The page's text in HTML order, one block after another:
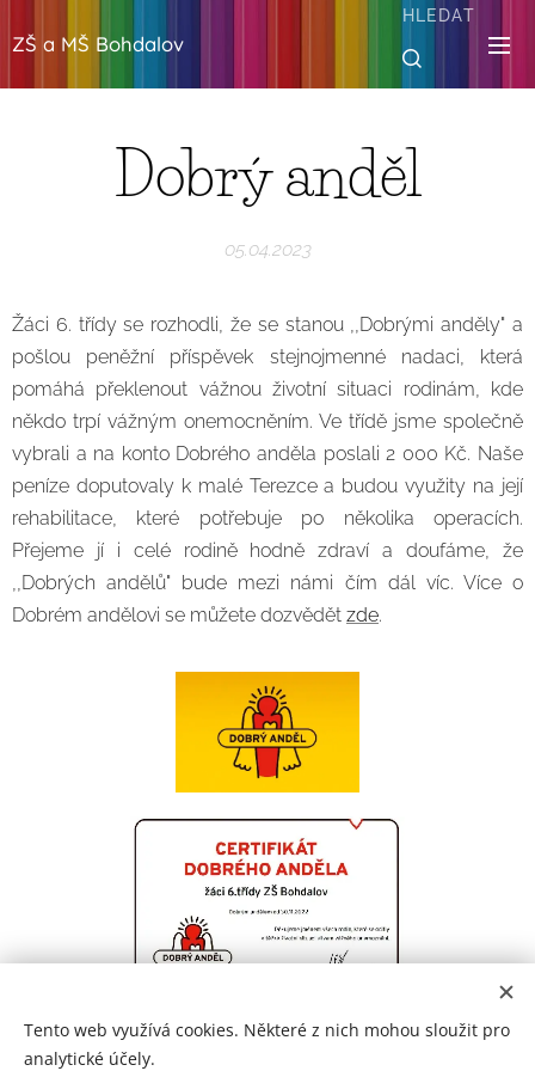
ZŠ a MŠ Bohdalov
HLEDAT
Dobrý anděl
05.04.2023
Žáci 6. třídy se rozhodli, že se stanou ,,Dobrými anděly" a
pošlou peněžní příspěvek stejnojmenné nadaci, která
pomáhá překlenout vážnou životní situaci rodinám, kde
někdo trpí vážným onemocněním. Ve třídě jsme společně
vybrali a na konto Dobrého anděla poslali 2 000 Kč. Naše
peníze doputovaly k malé Terezce a budou využity na její
rehabilitace, které potřebuje po několika operacích.
Přejeme jí i celé rodině hodně zdraví a doufáme, že
,,Dobrých andělů" bude mezi námi čím dál víc. Více o
Dobrém andělovi se můžete dozvědět zde.
Tento web využívá cookies. Některé z nich mohou sloužit pro
analytické účely.